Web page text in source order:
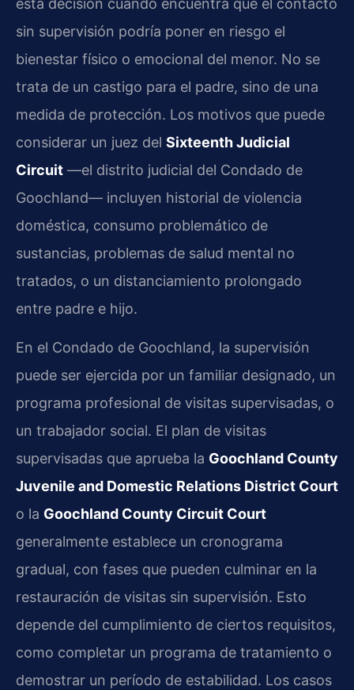
sin supervisión podría poner en riesgo el
bienestar físico o emocional del menor. No se
trata de un castigo para el padre, sino de una
medida de protección. Los motivos que puede
considerar un juez del Sixteenth Judicial
Circuit —el distrito judicial del Condado de
Goochland— incluyen historial de violencia
doméstica, consumo problemático de
sustancias, problemas de salud mental no
tratados, o un distanciamiento prolongado
entre padre e hijo.
En el Condado de Goochland, la supervisión
puede ser ejercida por un familiar designado, un
programa profesional de visitas supervisadas, o
un trabajador social. El plan de visitas
supervisadas que aprueba la Goochland County
Juvenile and Domestic Relations District Court
o la Goochland County Circuit Court
generalmente establece un cronograma
gradual, con fases que pueden culminar en la
restauración de visitas sin supervisión. Esto
depende del cumplimiento de ciertos requisitos,
como completar un programa de tratamiento o
demostrar un período de estabilidad. Los casos